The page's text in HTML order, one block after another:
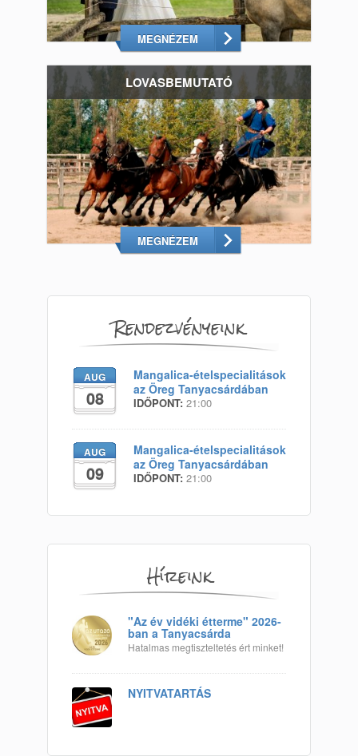
MEGNÉZEM
LOVASBEMUTATÓ
MEGNÉZEM
Rendezvényeink
AUG
08
Mangalica-ételspecialitások
az Öreg Tanyacsárdában
IDŐPONT: 21:00
AUG
09
Mangalica-ételspecialitások
az Öreg Tanyacsárdában
IDŐPONT: 21:00
Híreink
"Az év vidéki étterme" 2026-
ban a Tanyacsárda
Hatalmas megtiszteltetés ért minket!
NYITVATARTÁS